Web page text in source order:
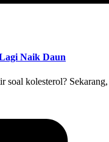
Naik Daun
kolesterol?